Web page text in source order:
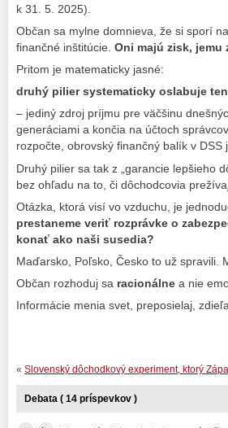
k 31. 5. 2025).
Občan sa mylne domnieva, že si sporí
finančné inštitúcie. Oni majú zisk, jemu
Pritom je matematicky jasné:
druhý pilier systematicky oslabuje
– jediný zdroj príjmu pre väčšinu
generáciami a končia na účtoch
rozpočte, obrovský finančný balík v DSS
Druhý pilier sa tak z „garancie lepšieho
bez ohľadu na to, či dôchodcovia
Otázka, ktorá visí vo vzduchu, je
prestaneme veriť rozprávke o
konať ako naši susedia?
Maďarsko, Poľsko, Česko to už spravili.
Občan rozhoduj sa racionálne a nie
Informácie menia svet, preposielaj,
« Slovenský dôchodkový experiment, ktorý
Debata ( 14 príspevkov )